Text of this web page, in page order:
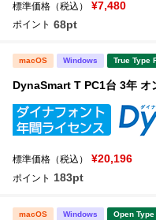
標準価格（税込） ¥7,480
ポイント 68pt
macOS Windows True Type
DynaSmart T PC1台 3年 オ
標準価格（税込） ¥20,196
ポイント 183pt
macOS Windows Open Type